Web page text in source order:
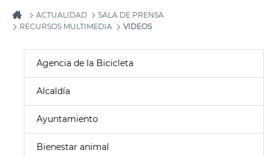
ACTUALIDAD
SALA DE PRENSA
RECURSOS MULTIMEDIA
VIDEOS
Agencia de la Bicicleta
Alcaldía
Ayuntamiento
Bienestar animal